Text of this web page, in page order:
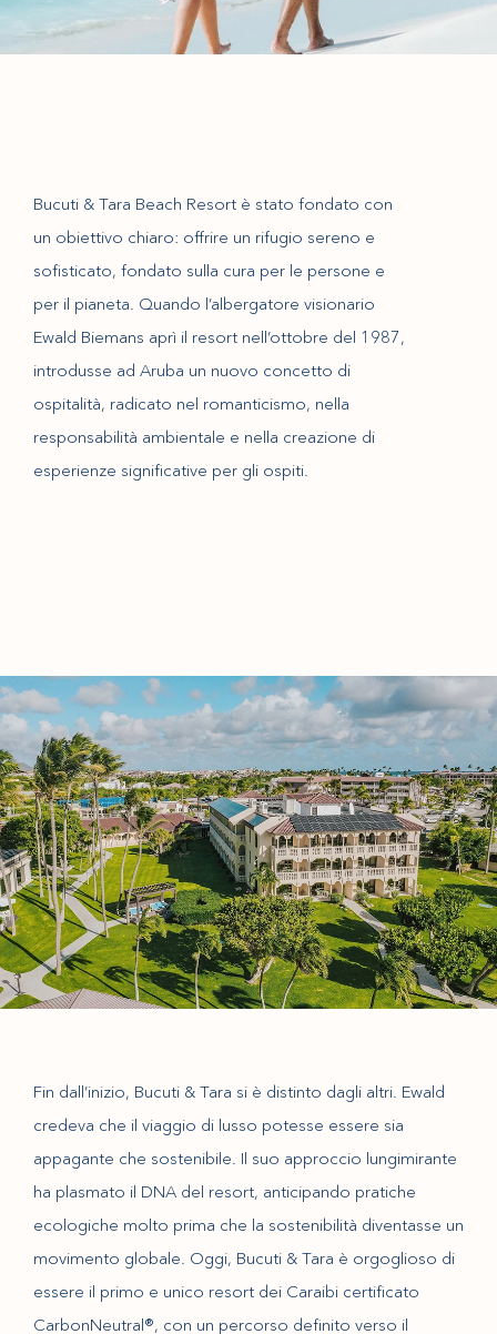
Bucuti & Tara Beach Resort è stato fondato con
un obiettivo chiaro: offrire un rifugio sereno e
sofisticato, fondato sulla cura per le persone e
per il pianeta. Quando l’albergatore visionario
Ewald Biemans aprì il resort nell’ottobre del 1987,
introdusse ad Aruba un nuovo concetto di
ospitalità, radicato nel romanticismo, nella
responsabilità ambientale e nella creazione di
esperienze significative per gli ospiti.
Fin dall’inizio, Bucuti & Tara si è distinto dagli altri. Ewald
credeva che il viaggio di lusso potesse essere sia
appagante che sostenibile. Il suo approccio lungimirante
ha plasmato il DNA del resort, anticipando pratiche
ecologiche molto prima che la sostenibilità diventasse un
movimento globale. Oggi, Bucuti & Tara è orgoglioso di
essere il primo e unico resort dei Caraibi certificato
CarbonNeutral®, con un percorso definito verso il